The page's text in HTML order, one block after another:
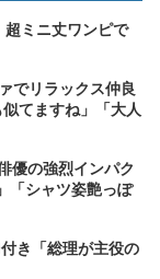
ミニ丈ワンピで
でリラックス仲良
てますね」「大人
優の強烈インパク
「シャツ姿艶っぽ
き「総理が主役の